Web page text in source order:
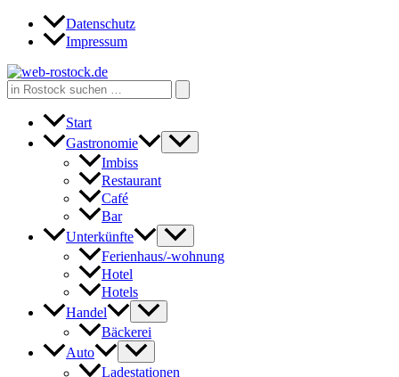
Zum
Inhalt
Datenschutz
Impressum
Search
for:
Start
Gastronomie
Imbiss
Restaurant
Café
Bar
Unterkünfte
Ferienhaus/-wohnung
Hotel
Hotels
Handel
Bäckerei
Auto
Ladestationen